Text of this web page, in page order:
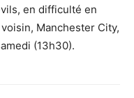
en difficulté en
Manchester City,
(13h30).